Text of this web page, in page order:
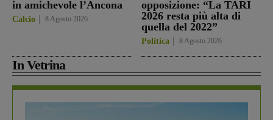
in amichevole l’Ancona
Calcio 8 Agosto 2026
opposizione: “La TARI
2026 resta più alta di
quella del 2022”
Politica 8 Agosto 2026
In Vetrina